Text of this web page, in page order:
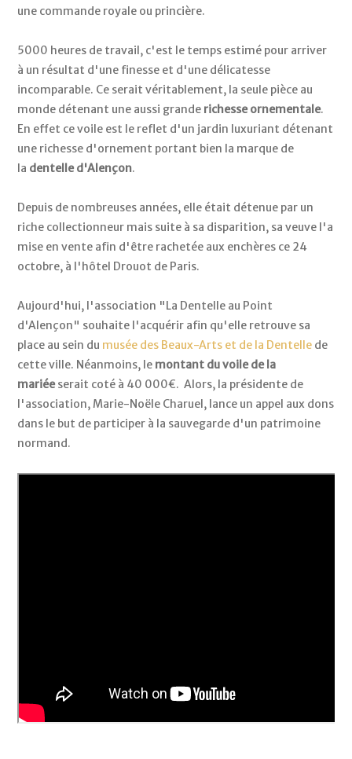
une commande royale ou princière.
5000 heures de travail, c'est le temps estimé pour arriver
à un résultat d'une finesse et d'une délicatesse
incomparable. Ce serait véritablement, la seule pièce au
monde détenant une aussi grande richesse ornementale.
En effet ce voile est le reflet d'un jardin luxuriant détenant
une richesse d'ornement portant bien la marque de
la dentelle d'Alençon.
Depuis de nombreuses années, elle était détenue par un
riche collectionneur mais suite à sa disparition, sa veuve l'a
mise en vente afin d'être rachetée aux enchères ce 24
octobre, à l'hôtel Drouot de Paris.
Aujourd'hui, l'association "La Dentelle au Point
d'Alençon" souhaite l'acquérir afin qu'elle retrouve sa
place au sein du musée des Beaux-Arts et de la Dentelle de
cette ville. Néanmoins, le montant du voile de la
mariéeserait coté à 40 000€. Alors, la présidente de
l'association, Marie-Noële Charuel, lance un appel aux dons
dans le but de participer à la sauvegarde d'un patrimoine
normand.